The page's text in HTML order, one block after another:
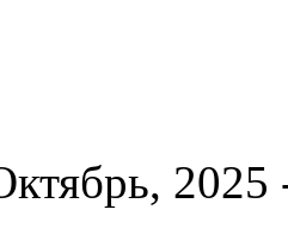
2025